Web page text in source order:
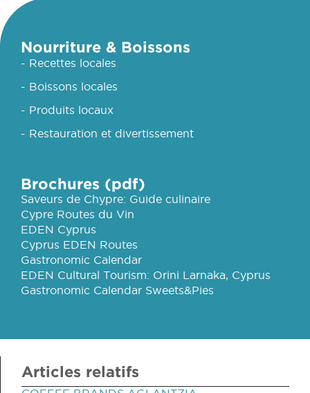
Nourriture & Boissons
- Recettes locales
- Boissons locales
- Produits locaux
- Restauration et divertissement
Brochures (pdf)
Saveurs de Chypre: Guide culinaire
Cypre Routes du Vin
EDEN Cyprus
Cyprus EDEN Routes
Gastronomic Calendar
EDEN Cultural Tourism: Orini Larnaka, Cyprus
Gastronomic Calendar Sweets&Pies
Articles relatifs